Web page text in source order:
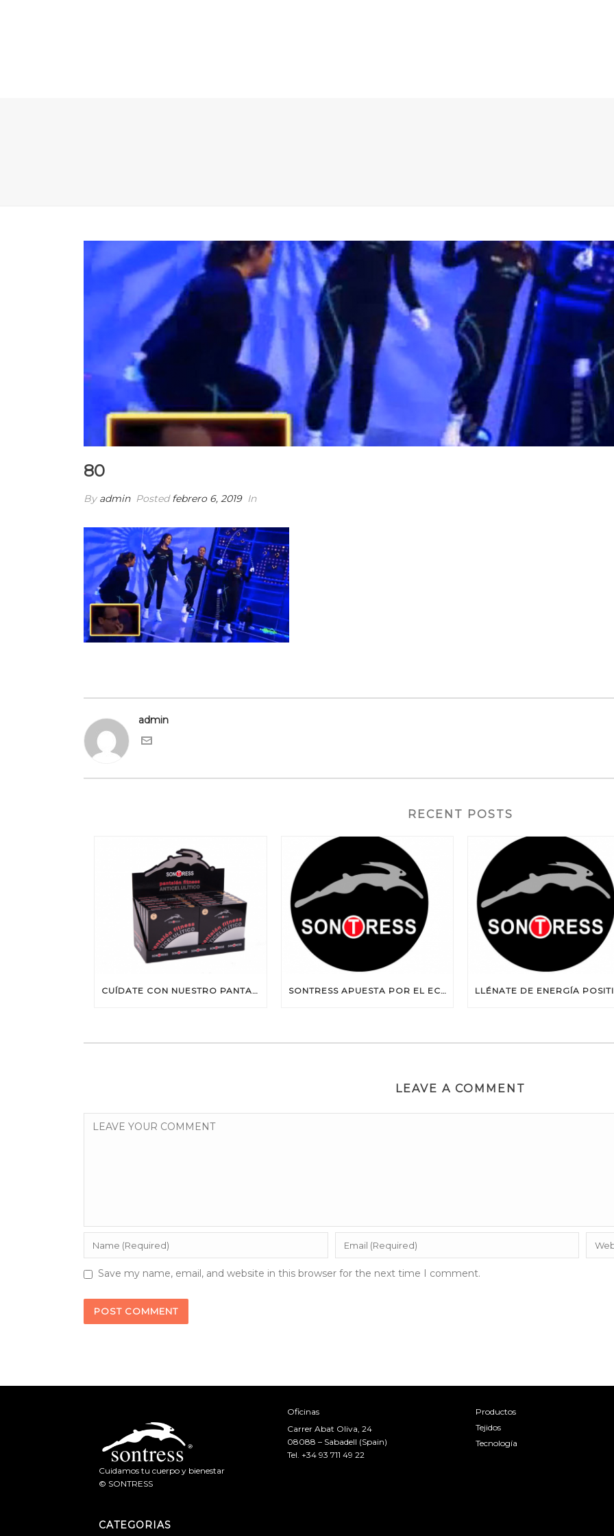
80
By admin Postedfebrero 6, 2019 In
admin
RECENT POSTS
CUÍDATE CON NUESTRO PANTALÓN ANTICELULÍTICO DE SONTRESS SONTRESS APUESTA POR EL ECOFITNESS
LEAVE A COMMENT
Save my name, email, and website in this browser for the next time I comment.
Cuidamos tu cuerpo y bienestar
© SONTRESS
CATEGORIAS
Oficinas
Carrer Abat Oliva, 24
08088 – Sabadell (Spain)
Tel. +34 93 711 49 22
Productos
Tejidos
Tecnología